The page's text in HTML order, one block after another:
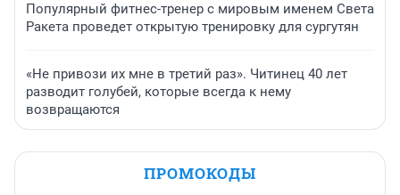
Популярный фитнес-тренер с мировым именем Света
Ракета проведет открытую тренировку для сургутян
«Не привози их мне в третий раз». Читинец 40 лет
разводит голубей, которые всегда к нему
возвращаются
ПРОМОКОДЫ